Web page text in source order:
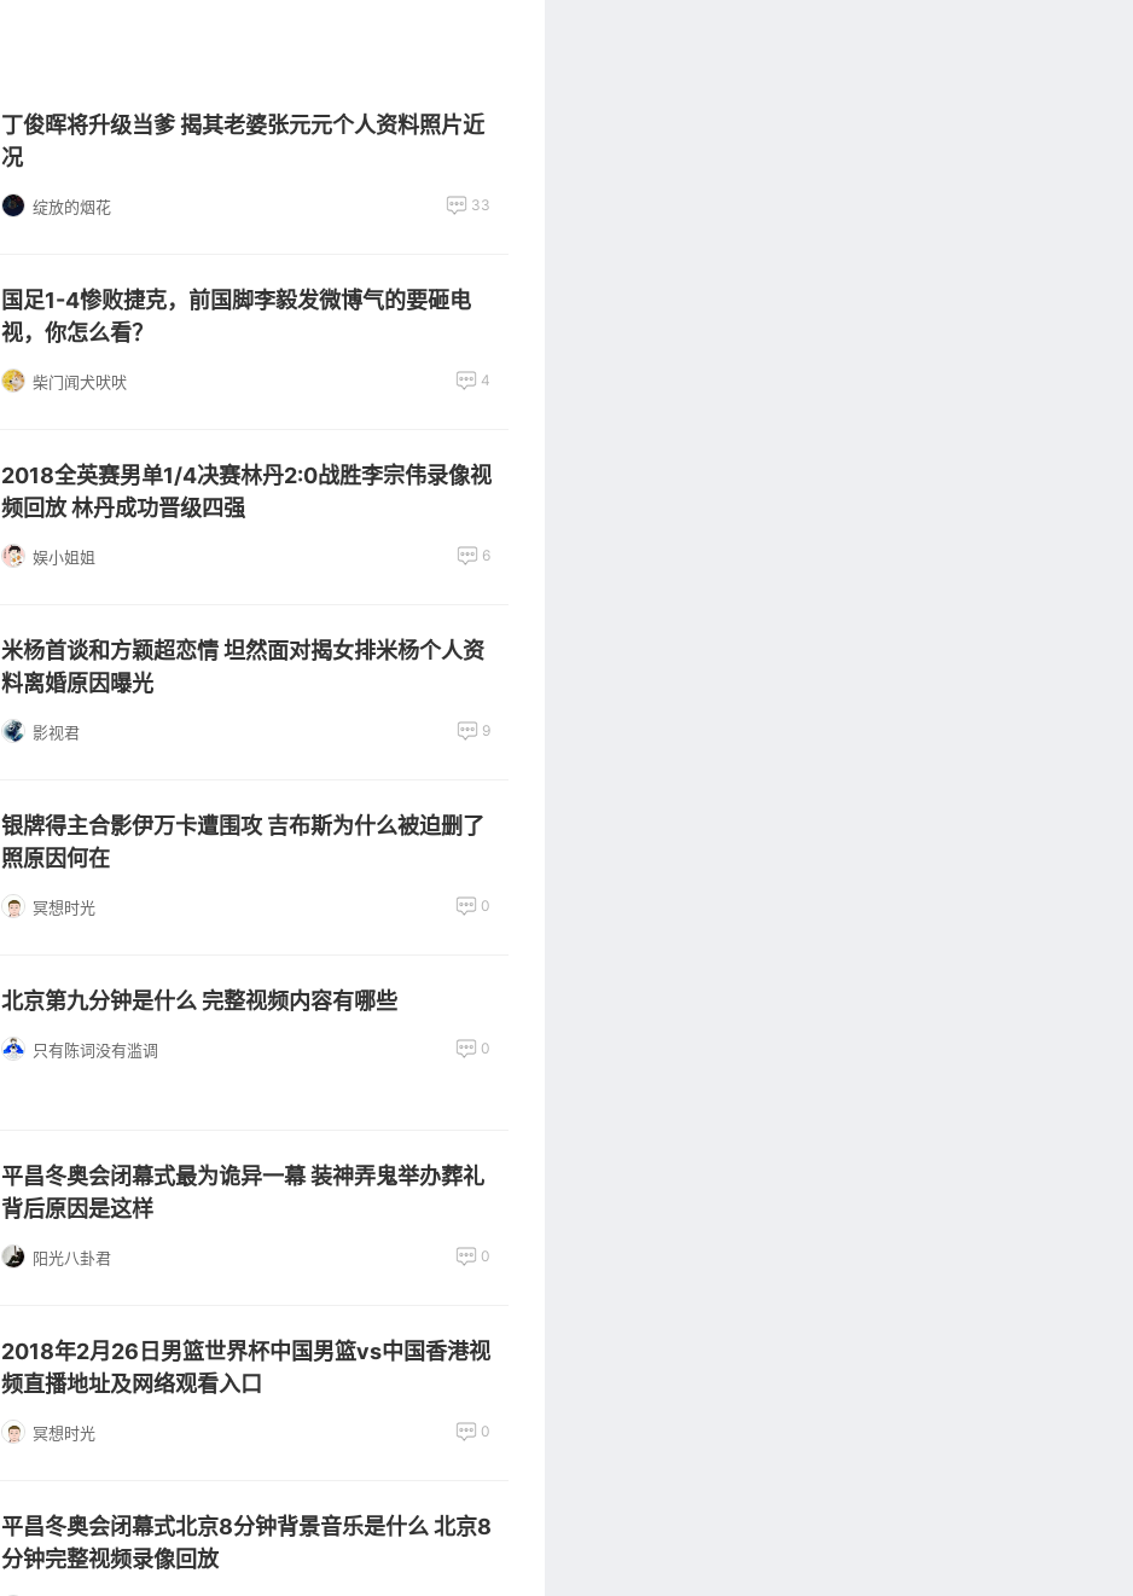
丁俊晖将升级当爹 揭其老婆张元元个人资料照片近
况
绽放的烟花 33
国足1-4惨败捷克，前国脚李毅发微博气的要砸电
视，你怎么看？
柴门闻犬吠吠 4
2018全英赛男单1/4决赛林丹2:0战胜李宗伟录像视
频回放 林丹成功晋级四强
娱小姐姐 6
米杨首谈和方颖超恋情 坦然面对揭女排米杨个人资
料离婚原因曝光
影视君 9
银牌得主合影伊万卡遭围攻 吉布斯为什么被迫删了
照原因何在
冥想时光 0
北京第九分钟是什么 完整视频内容有哪些
只有陈词没有滥调 0
平昌冬奥会闭幕式最为诡异一幕 装神弄鬼举办葬礼
背后原因是这样
阳光八卦君 0
2018年2月26日男篮世界杯中国男篮vs中国香港视
频直播地址及网络观看入口
冥想时光 0
平昌冬奥会闭幕式北京8分钟背景音乐是什么 北京8
分钟完整视频录像回放